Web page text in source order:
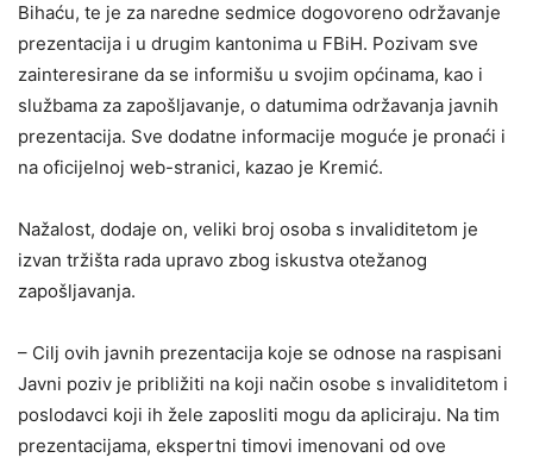
Bihaću, te je za naredne sedmice dogovoreno održavanje
prezentacija i u drugim kantonima u FBiH. Pozivam sve
zainteresirane da se informišu u svojim općinama, kao i
službama za zapošljavanje, o datumima održavanja javnih
prezentacija. Sve dodatne informacije moguće je pronaći i
na oficijelnoj web-stranici, kazao je Kremić.
Nažalost, dodaje on, veliki broj osoba s invaliditetom je
izvan tržišta rada upravo zbog iskustva otežanog
zapošljavanja.
– Cilj ovih javnih prezentacija koje se odnose na raspisani
Javni poziv je približiti na koji način osobe s invaliditetom i
poslodavci koji ih žele zaposliti mogu da apliciraju. Na tim
prezentacijama, ekspertni timovi imenovani od ove